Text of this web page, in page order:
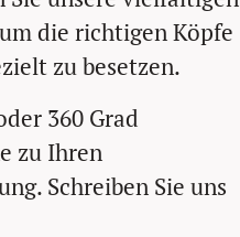
die richtigen Köpfe
zu besetzen.
360 Grad
zu Ihren
Schreiben Sie uns